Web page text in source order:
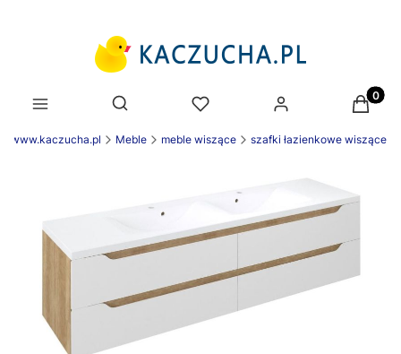
Otwórz wyszukiwarkę
www.kaczucha.pl Meble meble wiszące szafki łazienkowe wiszące